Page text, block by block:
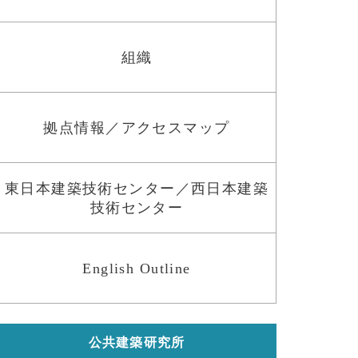
組織
拠点情報／アクセスマップ
東日本建築技術センター／西日本建築
技術センター
English Outline
公共建築研究所